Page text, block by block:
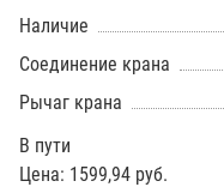
Наличие
Соединение крана
Рычаг крана
В пути
Цена: 1599,94 руб.